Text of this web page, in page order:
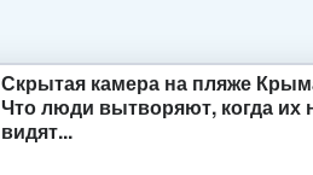
Скрытая камера на пляже
Что люди вытворяют, когда их
видят...